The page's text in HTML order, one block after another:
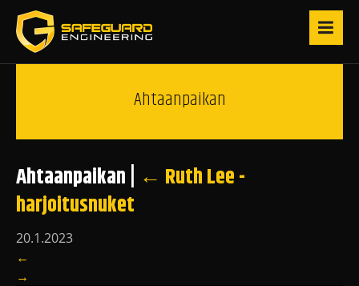
Ahtaanpaikan
Ahtaanpaikan ← Ruth Lee -
harjoitusnuket
20.1.2023
←
→